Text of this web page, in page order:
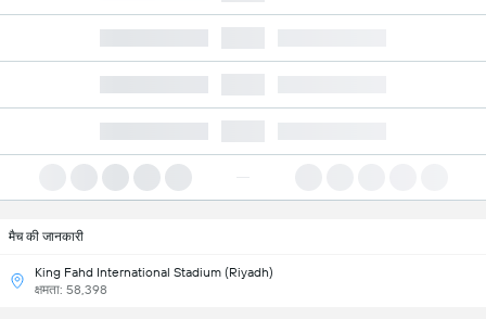
मैच की जानकारी
King Fahd International Stadium (Riyadh)
क्षमता: 58,398